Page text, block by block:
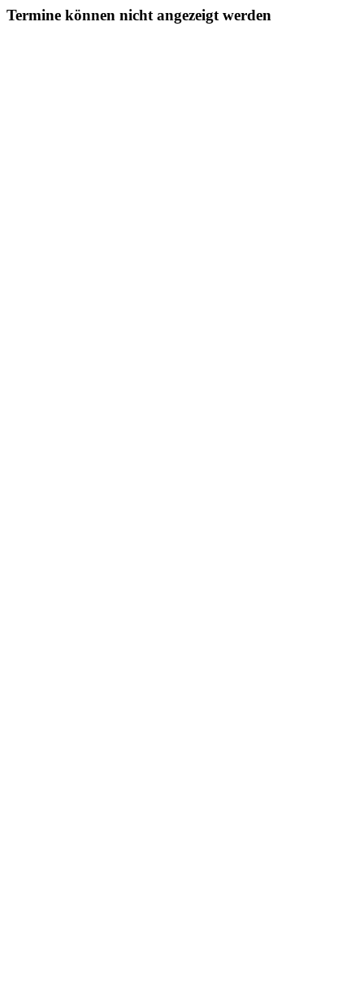
Termine können nicht angezeigt werden